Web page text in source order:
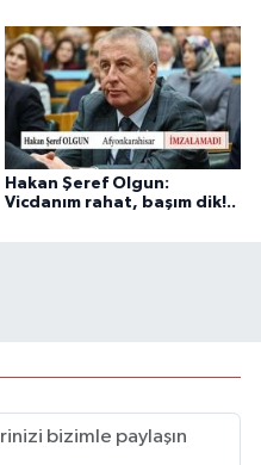
Hakan Şeref Olgun:
Vicdanım rahat, başım dik!..